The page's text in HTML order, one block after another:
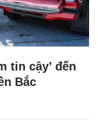
tin cậy’ đến
Bắc